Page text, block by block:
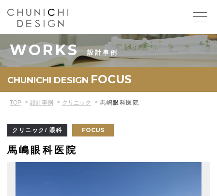
WORKS 設計事例
CHUNICHI DESIGN FOCUS
TOP 設計事例 クリニック 馬嶋眼科医院
クリニック/ 眼科 FOCUS
馬嶋眼科医院